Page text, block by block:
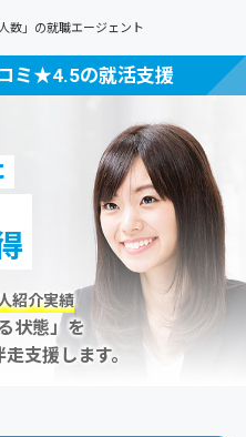
数」の就職エージェント
ミ★4.5の就活支援
紹介実績
状態」を
支援します。